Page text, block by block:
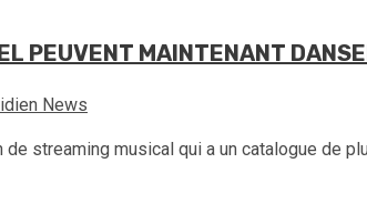
PEUVENT MAINTENANT
News
de streaming musical qui a un catalogue de